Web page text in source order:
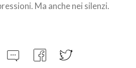
Ma anche nei silenzi.